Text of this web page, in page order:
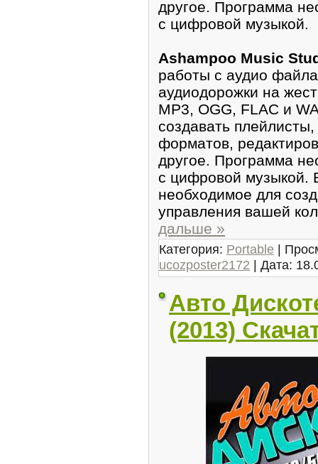
другое. Программа
с цифровой музыкой.
Ashampoo Music
работы с аудио
аудиодорожки на
MP3, OGG, FLAC и
создавать
форматов,
другое. Программа
с цифровой музыкой.
необходимое для
управления вашей
дальше »
Категория: Portable |
ucozposter2172 | Дата:
Авто
(2013)